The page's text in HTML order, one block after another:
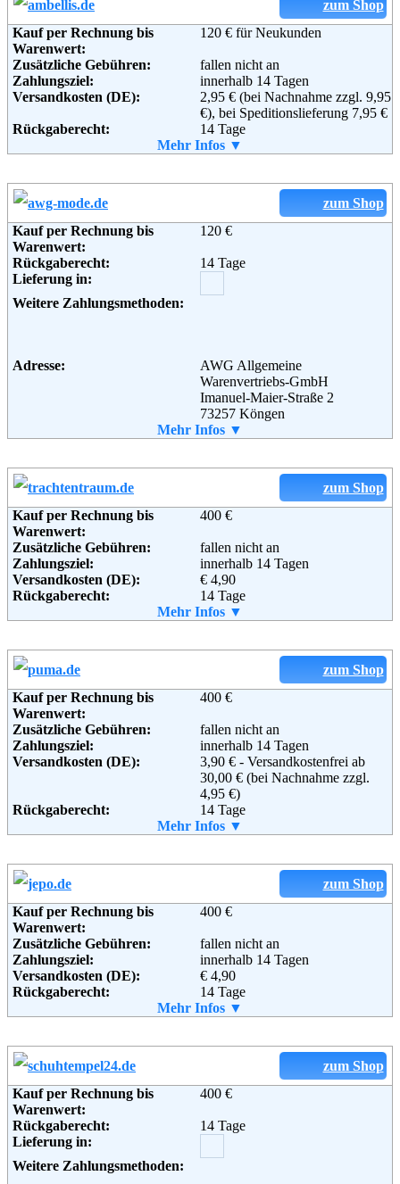
Weitere Zahlungsmethoden:
Adresse:
K - Mail Order GmbH & Co.
KG,
Sachsenstraße 23,
75177 Pforzheim
Email:
service@mona.de
Weiterführende
Informationen:
zum Shop
Kauf per Rechnung bis
Warenwert:
120 € für Neukunden
Zusätzliche Gebühren:
fallen nicht an
Zahlungsziel:
innerhalb 14 Tagen
Versandkosten (DE):
2,95 € (bei Nachnahme zzgl. 9,95
€), bei Speditionslieferung 7,95 €
Rückgaberecht:
14 Tage
Ja
Weitere Zahlungsmethoden:
Adresse:
myToys.de GmbH
10961 Berlin
Telefon:
Soziale Kanäle:
AGB
Mehr Infos ▼
zum Shop
Kauf per Rechnung bis
Warenwert:
120 €
Rückgaberecht:
14 Tage
Lieferung in:
Weitere Zahlungsmethoden:
Adresse:
AWG Allgemeine
Warenvertriebs-GmbH
Imanuel-Maier-Straße 2
73257 Köngen
+49 (0)7024/9714-0
Soziale Kanäle:
Weiterführende
Informationen:
Mehr Infos ▼
zum Shop
Kauf per Rechnung bis
Warenwert:
400 €
Zusätzliche Gebühren:
fallen nicht an
Zahlungsziel:
innerhalb 14 Tagen
Versandkosten (DE):
€ 4,90
Rückgaberecht:
14 Tage
Ja
Weitere Zahlungsmethoden:
Adresse:
Trachtentraum GbR
Untere Achstraße 6
86668 Karlshuld
Deutschland
+49 (8454) 912526-8
Fax:
+49 (8454) 912526-9
info@trachtentraum.de
Mehr Infos ▼
zum Shop
Kauf per Rechnung bis
Warenwert:
400 €
Zusätzliche Gebühren:
fallen nicht an
Zahlungsziel:
innerhalb 14 Tagen
Versandkosten (DE):
3,90 € - Versandkostenfrei ab
30,00 € (bei Nachnahme zzgl.
4,95 €)
Rückgaberecht:
14 Tage
Ja
Weitere Zahlungsmethoden:
Adresse:
PUMA Retail AG
Ostringstrasse 17
4702 Oensingen
Schweiz
0 18 05 / 28 63 25
Soziale Kanäle:
Weiterführende
Informationen:
Mehr Infos ▼
zum Shop
Kauf per Rechnung bis
Warenwert:
400 €
Zusätzliche Gebühren:
fallen nicht an
Zahlungsziel:
innerhalb 14 Tagen
Versandkosten (DE):
€ 4,90
Rückgaberecht:
14 Tage
Nein
Weitere Zahlungsmethoden:
Adresse:
4 Fashion24 GmbH
41061 Mönchengladbach
Telefon:
Mehr Infos ▼
zum Shop
Kauf per Rechnung bis
Warenwert:
400 €
Rückgaberecht:
14 Tage
Lieferung in:
Weitere Zahlungsmethoden: